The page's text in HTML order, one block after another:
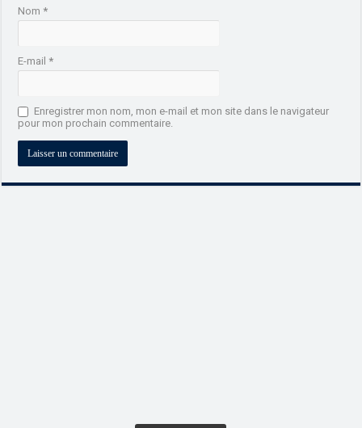
Nom*
E-mail*
Enregistrer mon nom, mon e-mail et mon site dans le navigateur
pour mon prochain commentaire.